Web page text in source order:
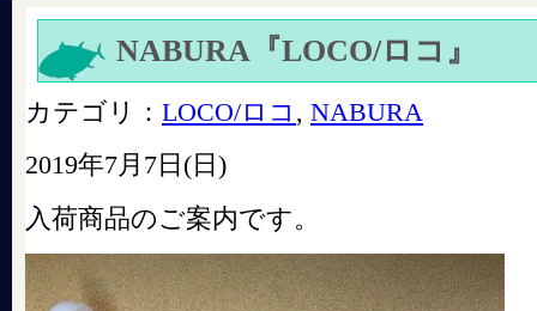
NABURA『LOCO/ロコ』
カテゴリ： LOCO/ロコ , NABURA
2019年7月7日(日)
入荷商品のご案内です。